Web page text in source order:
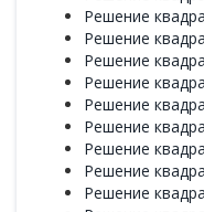
Решение
Решение
Решение
Решение
Решение
Решение
Решение
Решение
Решение